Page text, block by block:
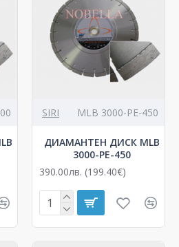
SIRI MLB 3000-PЕ-450
ДИАМАНТЕН ДИСК MLB
3000-PЕ-450
390.00лв. (199.40€)